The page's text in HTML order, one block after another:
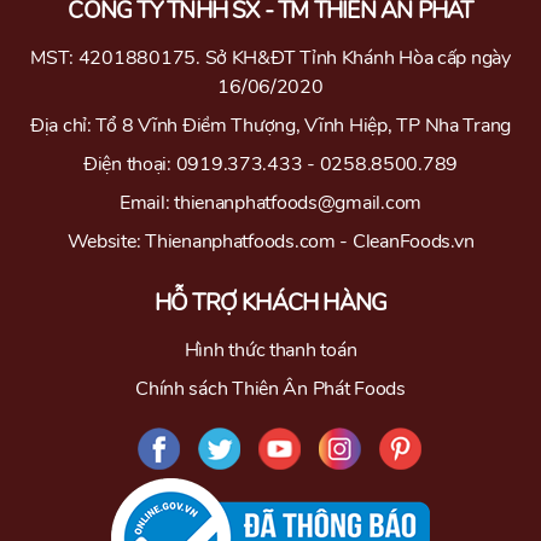
CÔNG TY TNHH SX - TM THIÊN ÂN PHÁT
MST: 4201880175. Sở KH&ĐT Tỉnh Khánh Hòa cấp ngày
16/06/2020
Địa chỉ: Tổ 8 Vĩnh Điềm Thượng, Vĩnh Hiệp, TP Nha Trang
Điện thoại: 0919.373.433 - 0258.8500.789
Email: thienanphatfoods@gmail.com
Website: Thienanphatfoods.com - CleanFoods.vn
HỖ TRỢ KHÁCH HÀNG
Hình thức thanh toán
Chính sách Thiên Ân Phát Foods